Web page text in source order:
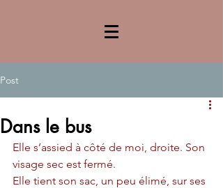
Post
Dans le bus
Elle s’assied à côté de moi, droite. Son
visage sec est fermé.
Elle tient son sac, un peu élimé, sur ses